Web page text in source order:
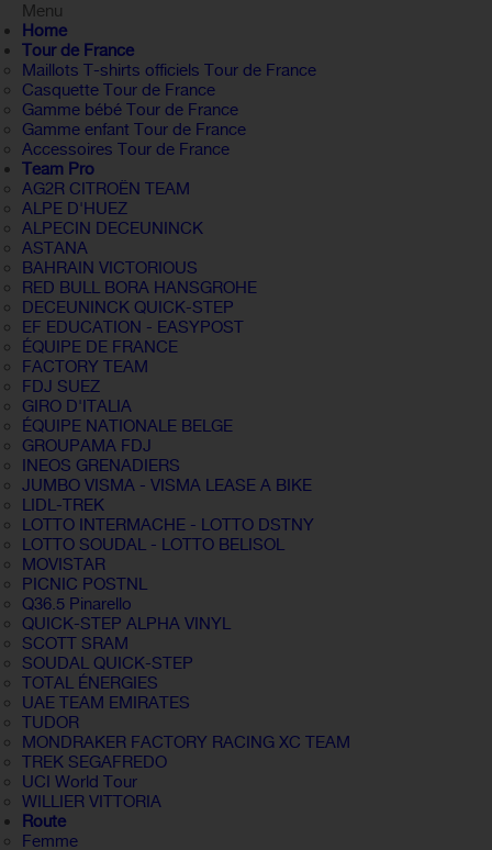
Menu
Home
Tour de France
Maillots T-shirts officiels Tour de France
Casquette Tour de France
Gamme bébé Tour de France
Gamme enfant Tour de France
Accessoires Tour de France
Team Pro
AG2R CITROËN TEAM
ALPE D'HUEZ
ALPECIN DECEUNINCK
ASTANA
BAHRAIN VICTORIOUS
RED BULL BORA HANSGROHE
DECEUNINCK QUICK-STEP
EF EDUCATION - EASYPOST
ÉQUIPE DE FRANCE
FACTORY TEAM
FDJ SUEZ
GIRO D'ITALIA
ÉQUIPE NATIONALE BELGE
GROUPAMA FDJ
INEOS GRENADIERS
JUMBO VISMA - VISMA LEASE A BIKE
LIDL-TREK
LOTTO INTERMACHE - LOTTO DSTNY
LOTTO SOUDAL - LOTTO BELISOL
MOVISTAR
PICNIC POSTNL
Q36.5 Pinarello
QUICK-STEP ALPHA VINYL
SCOTT SRAM
SOUDAL QUICK-STEP
TOTAL ÉNERGIES
UAE TEAM EMIRATES
TUDOR
MONDRAKER FACTORY RACING XC TEAM
TREK SEGAFREDO
UCI World Tour
WILLIER VITTORIA
Route
Femme